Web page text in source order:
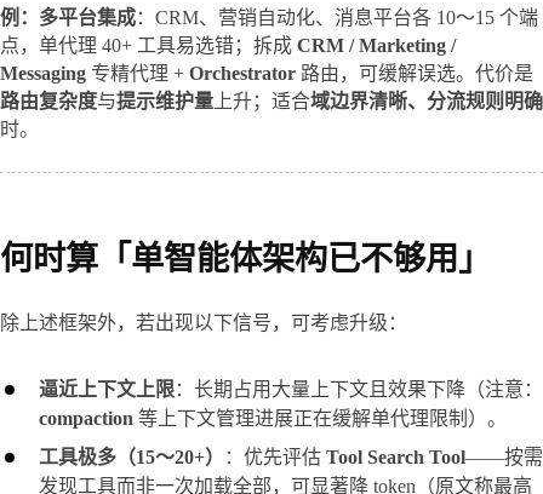
例：多平台集成：CRM、营销自动化、消息平台各 10～15 个端
点，单代理 40+ 工具易选错；拆成 CRM / Marketing /
Messaging 专精代理 + Orchestrator 路由，可缓解误选。代价是
路由复杂度与提示维护量 上升；适合域边界清晰、分流规则明确
时。
何时算「单智能体架构已不够用」
除上述框架外，若出现以下信号，可考虑升级：
逼近上下文上限：长期占用大量上下文且效果下降（注意：
compaction 等上下文管理进展正在缓解单代理限制）。
工具极多（15～20+）
：优先评估 Tool Search Tool——按需
发现工具而非一次加载全部，可显著降 token（原文称最高